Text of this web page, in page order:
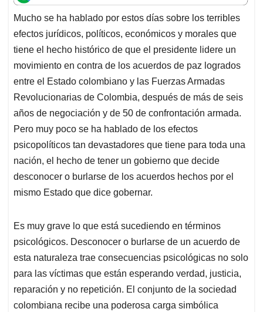
t
s
A
p
p
e
b
o
o
k
k
e
d
I
n
i
l
e
a
d
s
Mucho se ha hablado por estos días sobre los terribles
efectos jurídicos, políticos, económicos y morales que
tiene el hecho histórico de que el presidente lidere un
movimiento en contra de los acuerdos de paz logrados
entre el Estado colombiano y las Fuerzas Armadas
Revolucionarias de Colombia, después de más de seis
años de negociación y de 50 de confrontación armada.
Pero muy poco se ha hablado de los efectos
psicopolíticos tan devastadores que tiene para toda una
nación, el hecho de tener un gobierno que decide
desconocer o burlarse de los acuerdos hechos por el
mismo Estado que dice gobernar.
Es muy grave lo que está sucediendo en términos
psicológicos. Desconocer o burlarse de un acuerdo de
esta naturaleza trae consecuencias psicológicas no solo
para las víctimas que están esperando verdad, justicia,
reparación y no repetición. El conjunto de la sociedad
colombiana recibe una poderosa carga simbólica